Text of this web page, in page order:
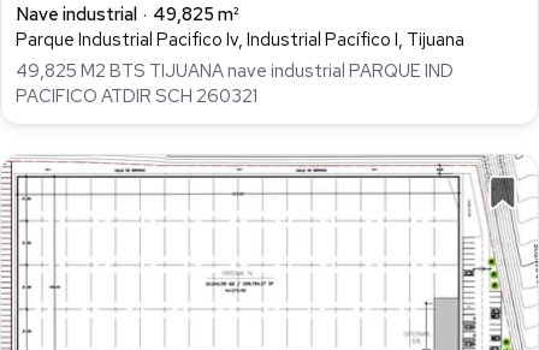
Nave industrial
49,825 m²
Parque Industrial Pacifico Iv, Industrial Pacífico I, Tijuana
49,825 M2 BTS TIJUANA nave industrial PARQUE IND
PACIFICO ATDIR SCH 260321